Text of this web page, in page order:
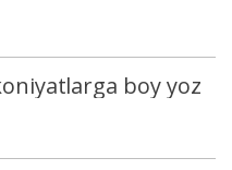
boy yoz